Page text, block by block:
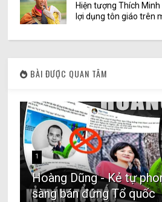
Hiện tượng Thích
lợi dụng tôn giáo trên
BÀI ĐƯỢC QUAN TÂM
1
Hoàng Dũng - Kẻ tự
sàng bán đứng Tổ quốc